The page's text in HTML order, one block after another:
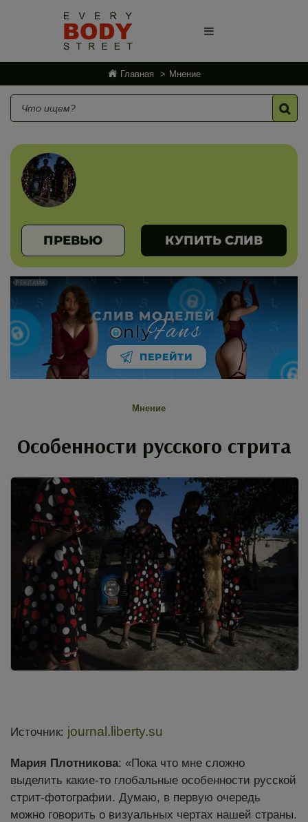
Главная Мнение
ПРЕВЬЮ КУПИТЬ СЛИВ
РЕКЛАМА
СЛИВ МОДЕЛЕЙ
nlyFans
ПЕРЕЙТИ
Мнение
Особенности русского стрита
Источник: journal.liberty.su
Мария Плотникова: «Пока что мне сложно
выделить какие-то глобальные особенности русской
стрит-фотографии. Думаю, в первую очередь
можно говорить о визуальных чертах нашей страны.